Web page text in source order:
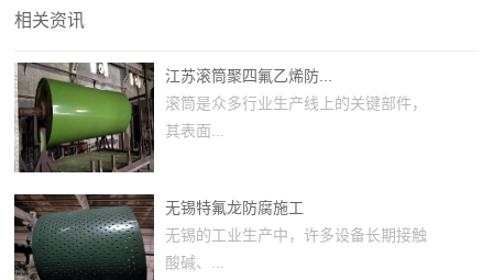
相关资讯
江苏滚筒聚四氟乙烯防...
滚筒是众多行业生产线上的关键部件，
其表面...
无锡特氟龙防腐施工
无锡的工业生产中，许多设备长期接触
酸碱、...